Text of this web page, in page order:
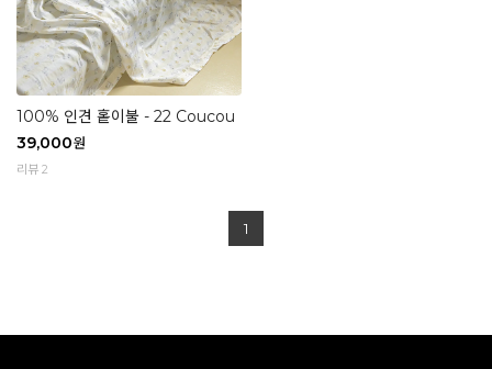
100% 인견 홑이불 - 22 Coucou
39,000원
리뷰 2
1